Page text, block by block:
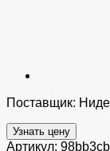
Поставщик:
Узнать цену
Артикул: